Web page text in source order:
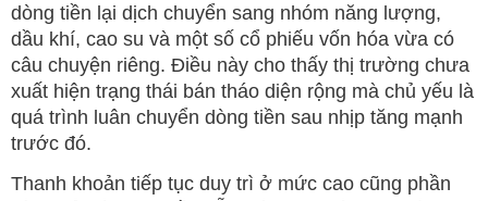
dòng tiền lại dịch chuyển sang nhóm năng lượng,
dầu khí, cao su và một số cổ phiếu vốn hóa vừa có
câu chuyện riêng. Điều này cho thấy thị trường chưa
xuất hiện trạng thái bán tháo diện rộng mà chủ yếu là
quá trình luân chuyển dòng tiền sau nhịp tăng mạnh
trước đó.
Thanh khoản tiếp tục duy trì ở mức cao cũng phần